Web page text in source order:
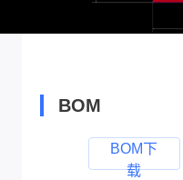
BOM
BOM下
载